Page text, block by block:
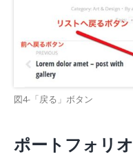
図4-「戻る」ボタン
ポートフォリオ